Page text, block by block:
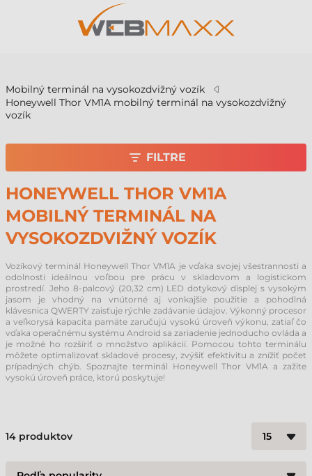
Mobilný terminál na vysokozdvižný vozík
Honeywell Thor VM1A mobilný terminál na vysokozdvižný
vozík
HONEYWELL THOR VM1A
MOBILNÝ TERMINÁL NA
VYSOKOZDVIŽNÝ VOZÍK
Vozíkový terminál Honeywell Thor VM1A je vďaka svojej všestrannosti a
odolnosti ideálnou voľbou pre prácu v skladovom a logistickom
prostredí. Jeho 8-palcový (20,32 cm) LED dotykový displej s vysokým
jasom je vhodný na vnútorné aj vonkajšie použitie a pohodlná
klávesnica QWERTY zaisťuje rýchle zadávanie údajov. Výkonný procesor
a veľkorysá kapacita pamäte zaručujú vysokú úroveň výkonu, zatiaľ čo
vďaka operačnému systému Android sa zariadenie jednoducho ovláda a
je možné ho rozšíriť o množstvo aplikácií. Pomocou tohto terminálu
môžete optimalizovať skladové procesy, zvýšiť efektivitu a znížiť počet
prípadných chýb. Spoznajte terminál Honeywell Thor VM1A a zažite
vysokú úroveň práce, ktorú poskytuje!
14 produktov
FILTRE